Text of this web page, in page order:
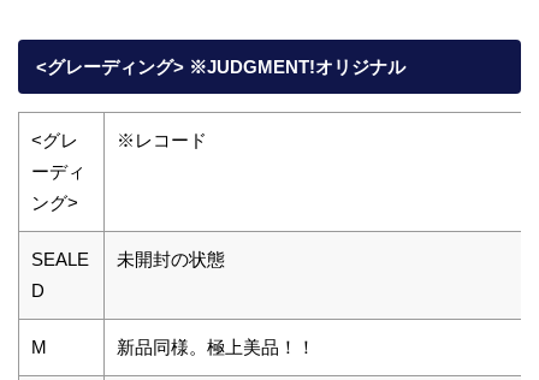
<グレーディング> ※JUDGMENT!オリジナル
<グレ
ーディ
ング>
※レコード
SEALE
D
未開封の状態
M 新品同様。極上美品！！